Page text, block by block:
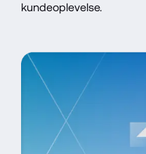
kundeoplevelse.